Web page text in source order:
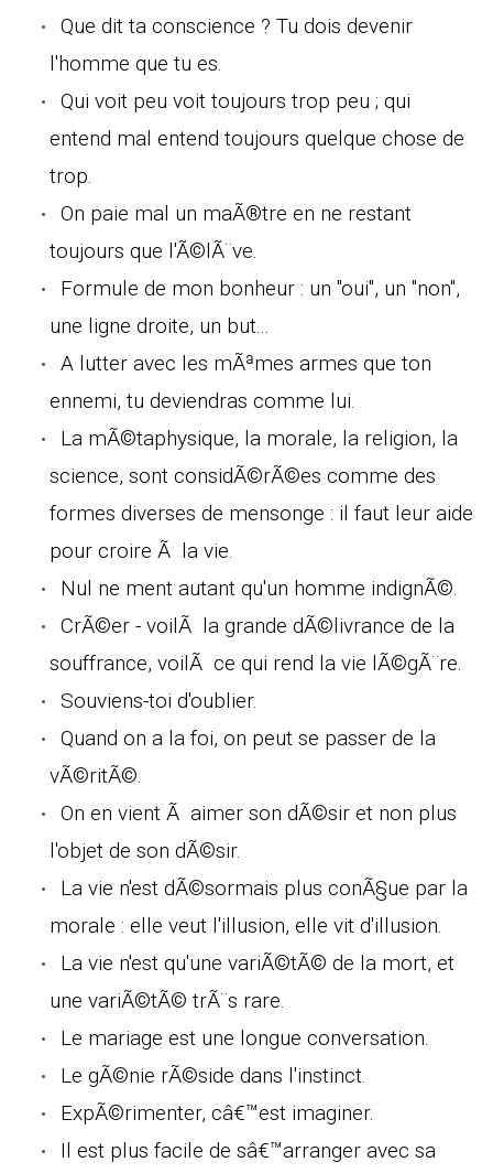
Que dit ta conscience ? Tu dois devenir
l'homme que tu es.
Qui voit peu voit toujours trop peu ; qui
entend mal entend toujours quelque chose de
trop.
On paie mal un maÃ®tre en ne restant
toujours que l'Ã©lÃ¨ve.
Formule de mon bonheur : un "oui", un "non",
une ligne droite, un but...
A lutter avec les mÃªmes armes que ton
ennemi, tu deviendras comme lui.
La mÃ©taphysique, la morale, la religion, la
science, sont considÃ©rÃ©es comme des
formes diverses de mensonge : il faut leur aide
pour croire Ã la vie.
Nul ne ment autant qu'un homme indignÃ©.
CrÃ©er - voilÃ la grande dÃ©livrance de la
souffrance, voilÃ ce qui rend la vie lÃ©gÃ¨re.
Souviens-toi d'oublier.
Quand on a la foi, on peut se passer de la
vÃ©ritÃ©.
On en vient Ã aimer son dÃ©sir et non plus
l'objet de son dÃ©sir.
La vie n'est dÃ©sormais plus conÃ§ue par la
morale : elle veut l'illusion, elle vit d'illusion.
La vie n'est qu'une variÃ©tÃ© de la mort, et
une variÃ©tÃ© trÃ¨s rare.
Le mariage est une longue conversation.
Le gÃ©nie rÃ©side dans l'instinct.
ExpÃ©rimenter, câ€™est imaginer.
Il est plus facile de sâ€™arranger avec sa